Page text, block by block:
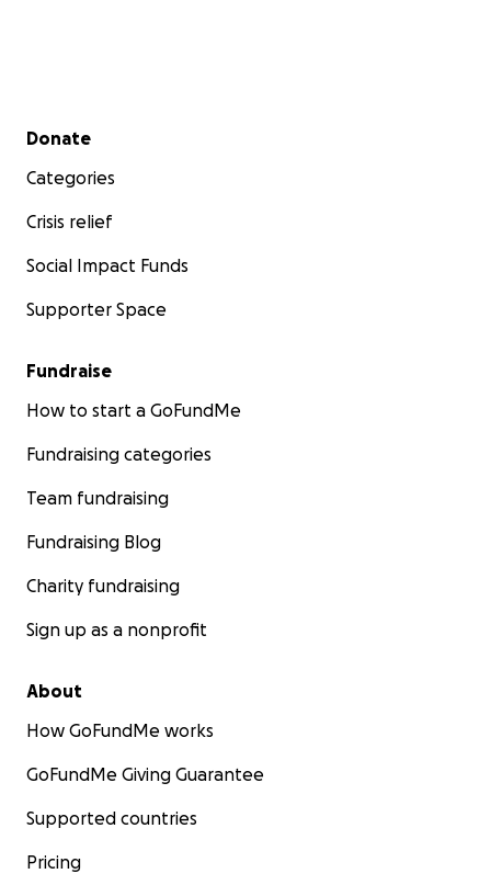
Secondary menu
Donate
Categories
Crisis relief
Social Impact Funds
Supporter Space
Fundraise
How to start a GoFundMe
Fundraising categories
Team fundraising
Fundraising Blog
Charity fundraising
Sign up as a nonprofit
About
How GoFundMe works
GoFundMe Giving Guarantee
Supported countries
Pricing